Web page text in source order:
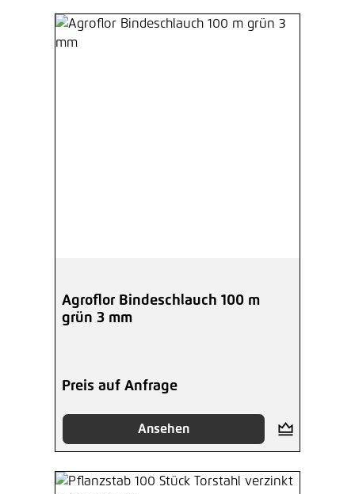
Agroflor Bindeschlauch 100 m
grün 3 mm
Preis auf Anfrage
Ansehen